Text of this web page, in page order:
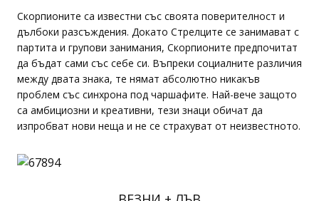
Скорпионите са известни със своята поверителност и
дълбоки разсъждения. Докато Стрелците се занимават с
партита и групови занимания, Скорпионите предпочитат
да бъдат сами със себе си. Въпреки социалните различия
между двата знака, те нямат абсолютно никакъв
проблем със синхрона под чаршафите. Най-вече защото
са амбициозни и креативни, тези знаци обичат да
изпробват нови неща и не се страхуват от неизвестното.